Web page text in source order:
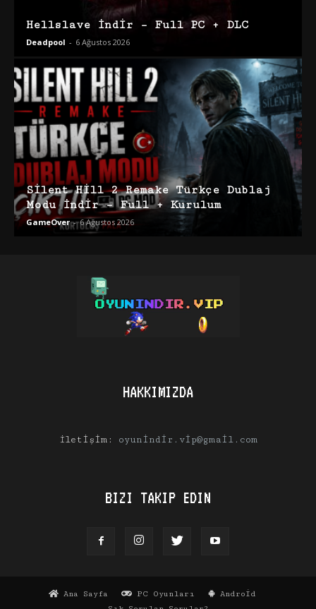
Hellslave İndir – Full PC + DLC
Deadpool - 6 Ağustos 2026
Silent Hill 2 Remake Türkçe Dublaj
Modu İndir – Full + Kurulum
GameOver - 6 Ağustos 2026
HAKKIMIZDA
İletişim: oyunindir.vip@gmail.com
BIZI TAKIP EDIN
Ana Sayfa PC Oyunları
Android